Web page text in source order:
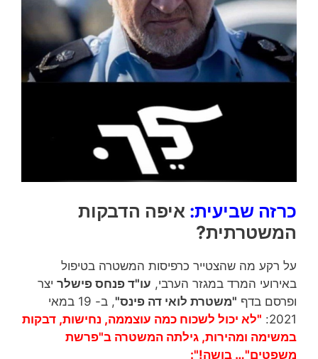
כרזה שביעית: איפה הדבקות
המשטרתית?
על רקע מה שהצטייר כרפיסות המשטרה בטיפול
באירועי המרד במגזר הערבי, עו"ד פנחס פישלר יצר
ופרסם בדף "משטרת לואי דה פינס"
, ב- 19 במאי
2021: "לא יכול לשכוח כמה עוצממה, נחישות, דבקות
במשימה ומהירות, גילתה המשטרה ב"פרשת
משפטים"… בושה!":